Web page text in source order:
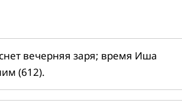
вечерняя заря; время Иша
(612).